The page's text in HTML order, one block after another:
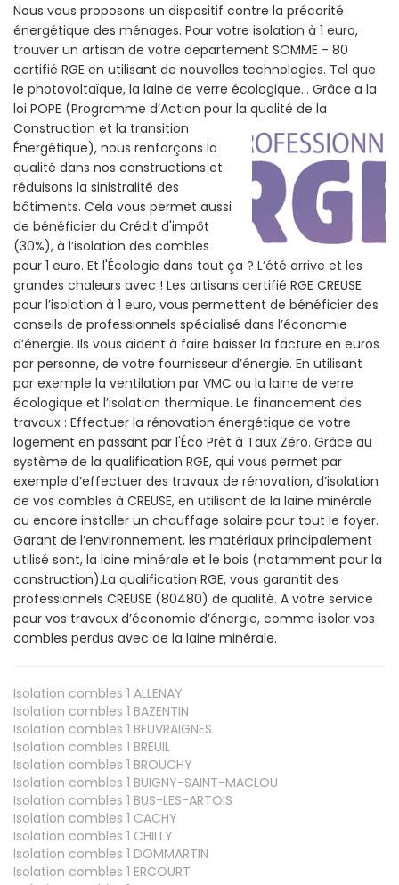
Nous vous proposons un dispositif contre la précarité
énergétique des ménages. Pour votre isolation à 1 euro,
trouver un artisan de votre departement SOMME - 80
certifié RGE en utilisant de nouvelles technologies. Tel que
le photovoltaïque, la laine de verre écologique... Grâce a la
loi POPE (Programme d’Action pour la qualité de la
Construction et la transition
Énergétique), nous renforçons la
qualité dans nos constructions et
réduisons la sinistralité des
bâtiments. Cela vous permet aussi
de bénéficier du Crédit d'impôt
(30%), à l’isolation des combles
pour 1 euro. Et l'Écologie dans tout ça ? L’été arrive et les
grandes chaleurs avec ! Les artisans certifié RGE CREUSE
pour l’isolation à 1 euro, vous permettent de bénéficier des
conseils de professionnels spécialisé dans l’économie
d’énergie. Ils vous aident à faire baisser la facture en euros
par personne, de votre fournisseur d’énergie. En utilisant
par exemple la ventilation par VMC ou la laine de verre
écologique et l’isolation thermique. Le financement des
travaux : Effectuer la rénovation énergétique de votre
logement en passant par l'Éco Prêt à Taux Zéro. Grâce au
système de la qualification RGE, qui vous permet par
exemple d’effectuer des travaux de rénovation, d’isolation
de vos combles à CREUSE, en utilisant de la laine minérale
ou encore installer un chauffage solaire pour tout le foyer.
Garant de l’environnement, les matériaux principalement
utilisé sont, la laine minérale et le bois (notamment pour la
construction).La qualification RGE, vous garantit des
professionnels CREUSE (80480) de qualité. A votre service
pour vos travaux d’économie d’énergie, comme isoler vos
combles perdus avec de la laine minérale.
Isolation combles 1 ALLENAY
Isolation combles 1 BAZENTIN
Isolation combles 1 BEUVRAIGNES
Isolation combles 1 BREUIL
Isolation combles 1 BROUCHY
Isolation combles 1 BUIGNY-SAINT-MACLOU
Isolation combles 1 BUS-LES-ARTOIS
Isolation combles 1 CACHY
Isolation combles 1 CHILLY
Isolation combles 1 DOMMARTIN
Isolation combles 1 ERCOURT